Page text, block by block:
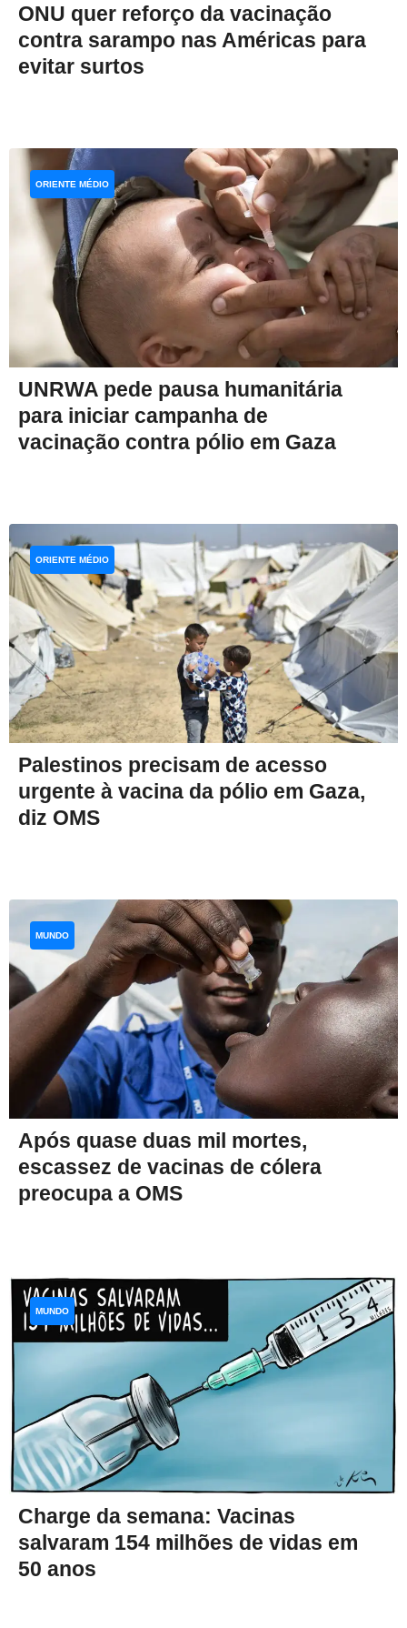
ONU quer reforço da vacinação
contra sarampo nas Américas para
evitar surtos
UNRWA pede pausa humanitária
para iniciar campanha de
vacinação contra pólio em Gaza
ORIENTE MÉDIO
Palestinos precisam de acesso
urgente à vacina da pólio em Gaza,
diz OMS
ORIENTE MÉDIO
Após quase duas mil mortes,
escassez de vacinas de cólera
preocupa a OMS
MUNDO
Charge da semana: Vacinas
salvaram 154 milhões de vidas em
50 anos
MUNDO